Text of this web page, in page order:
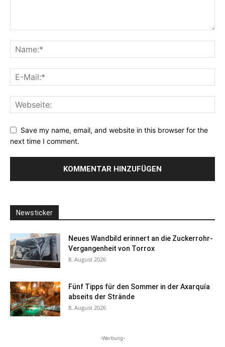
Save my name, email, and website in this browser for the
next time I comment.
Newsticker
Neues Wandbild erinnert an die Zuckerrohr-
Vergangenheit von Torrox
8. August 2026
Fünf Tipps für den Sommer in der Axarquía
abseits der Strände
8. August 2026
-Werbung-